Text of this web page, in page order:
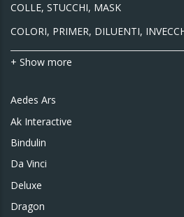
COLLE, STUCCHI, MASK
COLORI, PRIMER, DILUENTI,
+ Show more
Aedes Ars
Ak Interactive
Bindulin
Da Vinci
Deluxe
Dragon